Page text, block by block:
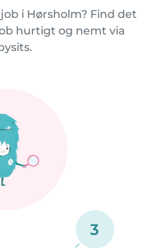
i Hørsholm? Find det
hurtigt og nemt via
3